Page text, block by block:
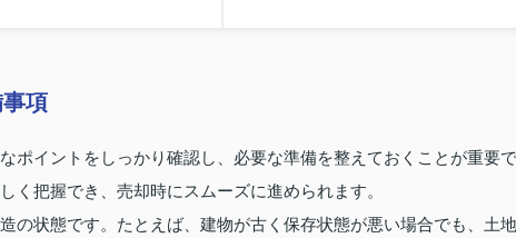
項
ポイントをしっかり確認し、必要な準備を整えておくことが重要で
く把握でき、売却時にスムーズに進められます。
の状態です。たとえば、建物が古く保存状態が悪い場合でも、土地